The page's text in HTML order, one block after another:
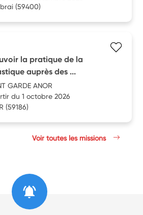
(59400)
la pratique de la
auprès des ...
GARDE ANOR
du 1 octobre 2026
(59186)
Voir toutes les missions